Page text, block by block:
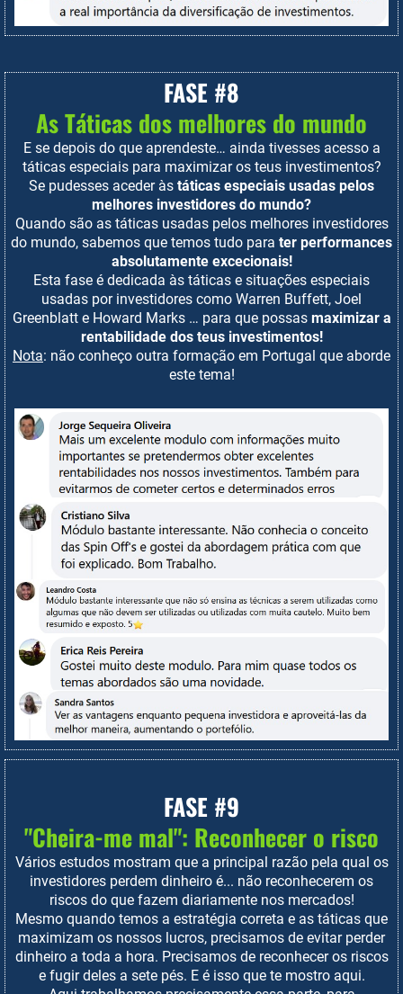
FASE #8
As Táticas dos melhores do mundo
E se depois do que aprendeste… ainda tivesses acesso a
táticas especiais para maximizar os teus investimentos?
Se pudesses aceder às táticas especiais usadas pelos
melhores investidores do mundo?
Quando são as táticas usadas pelos melhores investidores
do mundo, sabemos que temos tudo para ter performances
absolutamente excecionais!
Esta fase é dedicada às táticas e situações especiais
usadas por investidores como Warren Buffett, Joel
Greenblatt e Howard Marks … para que possas maximizar a
rentabilidade dos teus investimentos!
Nota: não conheço outra formação em Portugal que aborde
este tema!
FASE #9
"Cheira-me mal": Reconhecer o risco
Vários estudos mostram que a principal razão pela qual os
investidores perdem dinheiro é... não reconhecerem os
riscos do que fazem diariamente nos mercados!
Mesmo quando temos a estratégia correta e as táticas que
maximizam os nossos lucros, precisamos de evitar perder
dinheiro a toda a hora. Precisamos de reconhecer os riscos
e fugir deles a sete pés. E é isso que te mostro aqui.